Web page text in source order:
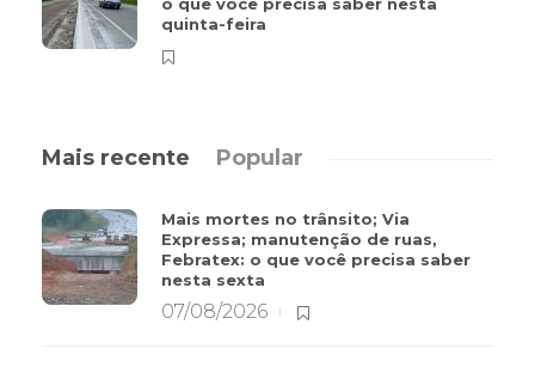
quinta-feira
Mais recente Popular
Mais mortes no trânsito; Via
Expressa; manutenção de ruas,
Febratex: o que você precisa saber
nesta sexta
07/08/2026